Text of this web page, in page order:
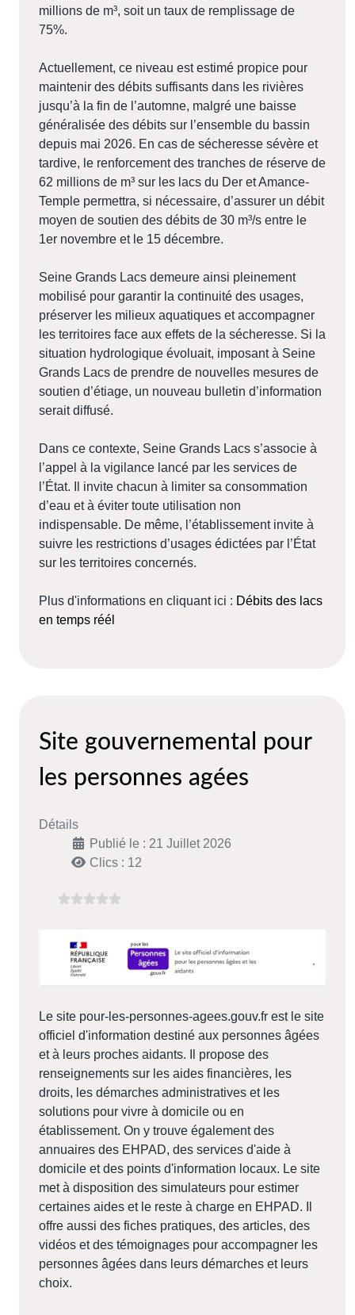
millions de m³, soit un taux de remplissage de
75%.
Actuellement, ce niveau est estimé propice pour
maintenir des débits suffisants dans les rivières
jusqu’à la fin de l’automne, malgré une baisse
généralisée des débits sur l’ensemble du bassin
depuis mai 2026. En cas de sécheresse sévère et
tardive, le renforcement des tranches de réserve de
62 millions de m³ sur les lacs du Der et Amance-
Temple permettra, si nécessaire, d’assurer un débit
moyen de soutien des débits de 30 m³/s entre le
1er novembre et le 15 décembre.
Seine Grands Lacs demeure ainsi pleinement
mobilisé pour garantir la continuité des usages,
préserver les milieux aquatiques et accompagner
les territoires face aux effets de la sécheresse. Si la
situation hydrologique évoluait, imposant à Seine
Grands Lacs de prendre de nouvelles mesures de
soutien d’étiage, un nouveau bulletin d’information
serait diffusé.
Dans ce contexte, Seine Grands Lacs s’associe à
l’appel à la vigilance lancé par les services de
l’État. Il invite chacun à limiter sa consommation
d’eau et à éviter toute utilisation non
indispensable. De même, l’établissement invite à
suivre les restrictions d’usages édictées par l’État
sur les territoires concernés.
Plus d'informations en cliquant ici : Débits des lacs
en temps réél
Site gouvernemental pour
les personnes agées
Détails
Publié le : 21 Juillet 2026
Clics : 12
Le site pour-les-personnes-agees.gouv.fr est le site
officiel d'information destiné aux personnes âgées
et à leurs proches aidants. Il propose des
renseignements sur les aides financières, les
droits, les démarches administratives et les
solutions pour vivre à domicile ou en
établissement. On y trouve également des
annuaires des EHPAD, des services d'aide à
domicile et des points d'information locaux. Le site
met à disposition des simulateurs pour estimer
certaines aides et le reste à charge en EHPAD. Il
offre aussi des fiches pratiques, des articles, des
vidéos et des témoignages pour accompagner les
personnes âgées dans leurs démarches et leurs
choix.